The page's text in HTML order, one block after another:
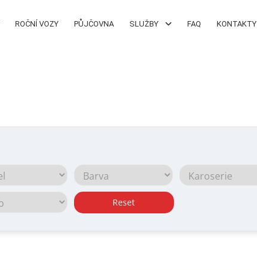
ROČNÍ VOZY PŮJČOVNA SLUŽBY FAQ KONTAKTY
Reset